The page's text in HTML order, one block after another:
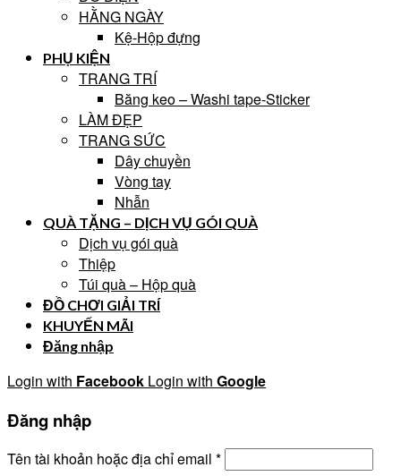
HẰNG NGÀY
Kệ-Hộp đựng
PHỤ KIỆN
TRANG TRÍ
Băng keo – Washi tape-Sticker
LÀM ĐẸP
TRANG SỨC
Dây chuyền
Vòng tay
Nhẫn
QUÀ TẶNG – DỊCH VỤ GÓI QUÀ
Dịch vụ gói quà
Thiệp
Túi quà – Hộp quà
ĐỒ CHƠI GIẢI TRÍ
KHUYẾN MÃI
Đăng nhập
Login with Facebook Login with Google
Đăng nhập
Tên tài khoản hoặc địa chỉ email *